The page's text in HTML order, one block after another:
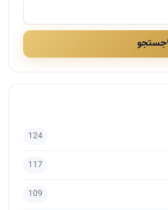
جستجو
124
117
109